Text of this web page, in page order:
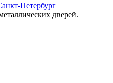
Петербург
дверей.